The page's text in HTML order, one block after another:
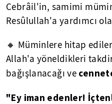
Cebrâil'in, samimi
Resûlullah'a yardımcı
🔸 Müminlere hitap
Allah'a yöneldikleri
bağışlanacağı ve
"Ey iman edenler!